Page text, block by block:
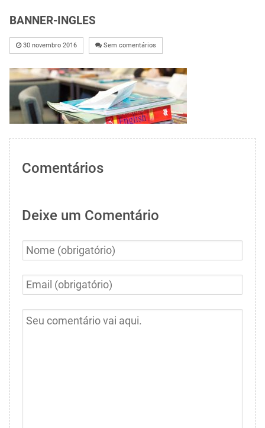
BANNER-INGLES
30 novembro 2016 Sem comentários
Comentários
Deixe um Comentário